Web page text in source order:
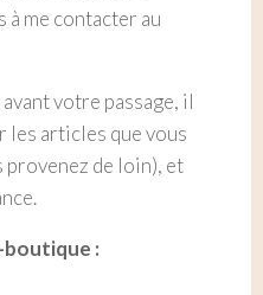
à me contacter au
votre passage, il
les articles que vous
de loin), et
: